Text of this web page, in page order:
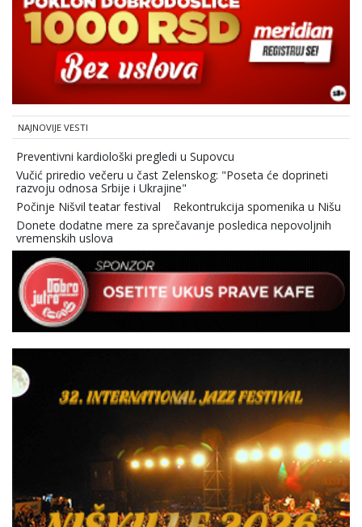
NAJNOVIJE VESTI
Preventivni kardiološki pregledi u Supovcu
Vučić priredio večeru u čast Zelenskog: "Poseta će doprineti
razvoju odnosa Srbije i Ukrajine"
Počinje Nišvil teatar festival
Rekontrukcija spomenika u Nišu
Donete dodatne mere za sprečavanje posledica nepovoljnih
vremenskih uslova